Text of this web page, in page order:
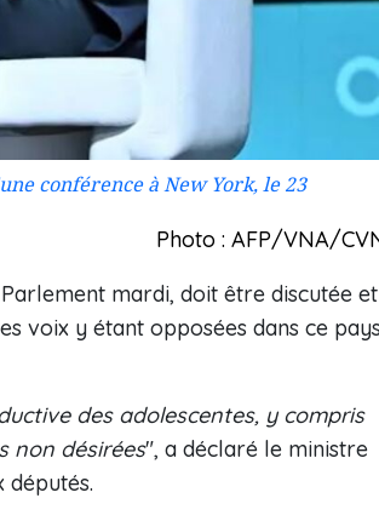
conférence à New York, le 23
Photo : AFP/VNA/
mardi, doit être discutée et
voix y étant opposées dans ce
des adolescentes, y compris
non désirées", a déclaré le ministre
députés.